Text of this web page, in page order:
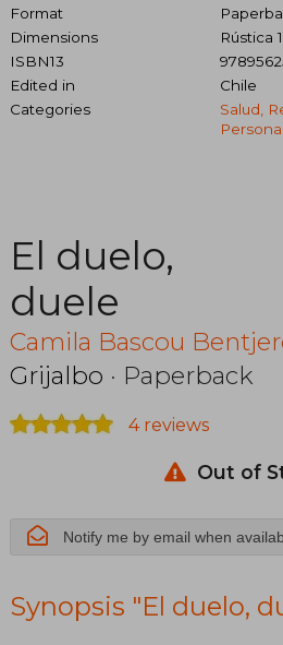
Format
Dimensions
Rústica
ISBN13
Edited in
Chile
Categories
Salud,
Personal
El duelo,
duele
Camila Bascou
Grijalbo · Paperback
4 reviews
Out of
Notify me by email when
Synopsis "El duelo,